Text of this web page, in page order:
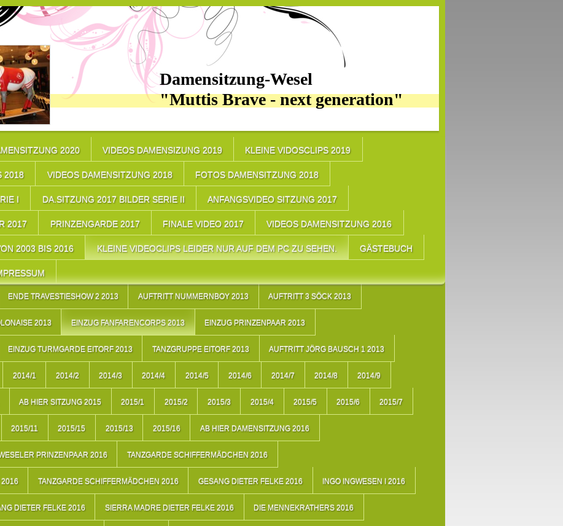
Damensitzung-Wesel
"Muttis Brave - next generation"
2020 VIDEOS DAMENSIZUNG 2019 KLEINE VIDOSCLIPS 2019
2018 VIDEOS DAMENSITZUNG 2018 FOTOS DAMENSITZUNG 2018
I DA.SITZUNG 2017 BILDER SERIE II ANFANGSVIDEO SITZUNG 2017
2017 PRINZENGARDE 2017 FINALE VIDEO 2017 VIDEOS DAMENSITZUNG 2016
2003 BIS 2016 KLEINE VIDEOCLIPS LEIDER NUR AUF DEM PC ZU SEHEN. GÄSTEBUCH
ENDE TRAVESTIESHOW 2 2013 AUFTRITT NUMMERNBOY 2013 AUFTRITT 3 SÖCK 2013
2013 EINZUG FANFARENCORPS 2013 EINZUG PRINZENPAAR 2013
EINZUG TURMGARDE EITORF 2013 TANZGRUPPE EITORF 2013 AUFTRITT JÖRG BAUSCH 1 2013
2014/1 2014/2 2014/3 2014/4 2014/5 2014/6 2014/7 2014/8 2014/9
AB HIER SITZUNG 2015 2015/1 2015/2 2015/3 2015/4 2015/5 2015/6 2015/7
2015/11 2015/15 2015/13 2015/16 AB HIER DAMENSITZUNG 2016
PRINZENPAAR 2016 TANZGARDE SCHIFFERMÄDCHEN 2016
2016 TANZGARDE SCHIFFERMÄDCHEN 2016 GESANG DIETER FELKE 2016 INGO INGWESEN I 2016
DIETER FELKE 2016 SIERRA MADRE DIETER FELKE 2016 DIE MENNEKRATHERS 2016